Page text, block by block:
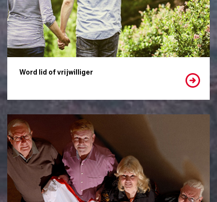
Word lid of vrijwilliger